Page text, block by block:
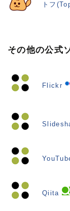
トフ
その他の公式
Flickr
Qiita